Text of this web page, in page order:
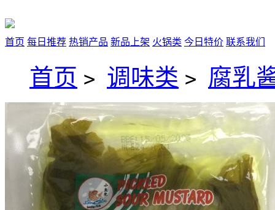
首页 每日推荐 热销产品 新品上架 火锅类 今日特价 联系我们
首页 > 调味类 > 腐乳